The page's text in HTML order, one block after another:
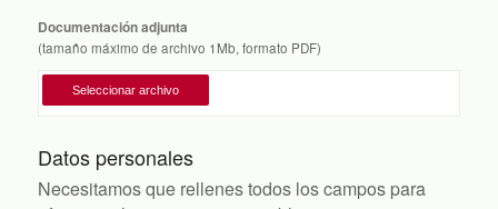
Documentación adjunta
(tamaño máximo de archivo 1Mb, formato PDF)
Datos personales
Necesitamos que rellenes todos los campos para